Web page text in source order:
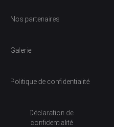
Nos partenaires
Galerie
Politique de confidentialité
Déclaration de
confidentialité